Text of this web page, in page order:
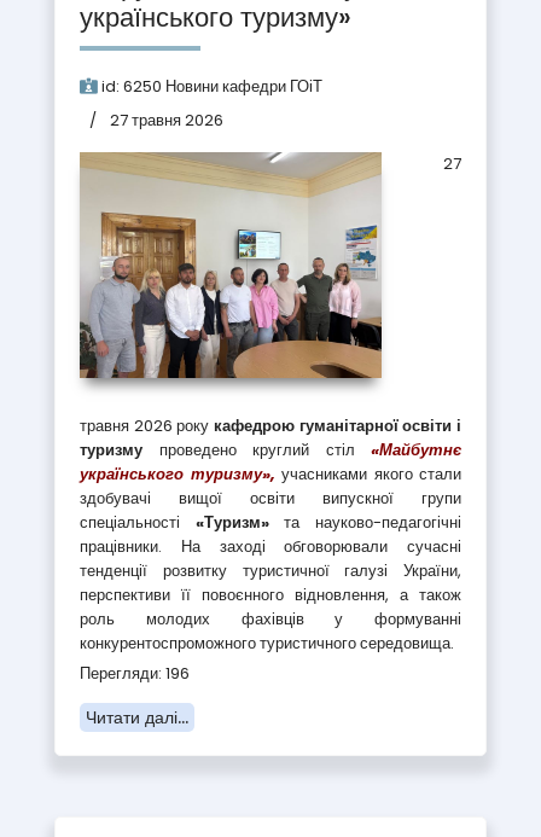
українського туризму»
id: 6250 Новини кафедри ГОіТ
27 травня 2026
27
травня 2026 року кафедрою гуманітарної освіти і
туризму проведено круглий стіл «Майбутнє
українського туризму», учасниками якого стали
здобувачі вищої освіти випускної групи
спеціальності «Туризм»та науково-педагогічні
працівники. На заході обговорювали сучасні
тенденції розвитку туристичної галузі України,
перспективи її повоєнного відновлення, а також
роль молодих фахівців у формуванні
конкурентоспроможного туристичного середовища.
Перегляди: 196
Читати далі...